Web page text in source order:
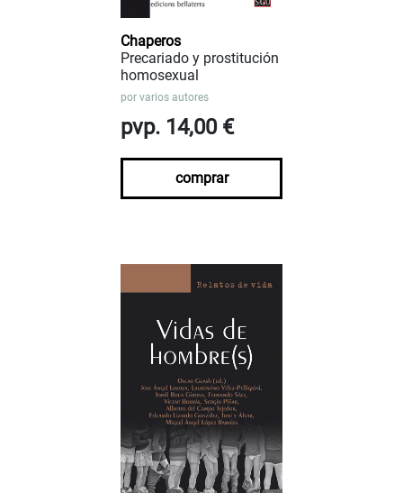
Chaperos
Precariado y prostitución
homosexual
por varios autores
pvp. 14,00 €
comprar